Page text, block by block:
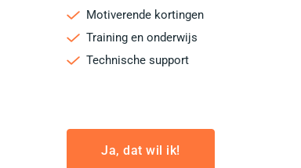
Motiverende kortingen
Training en onderwijs
Technische support
Ja, dat wil ik!